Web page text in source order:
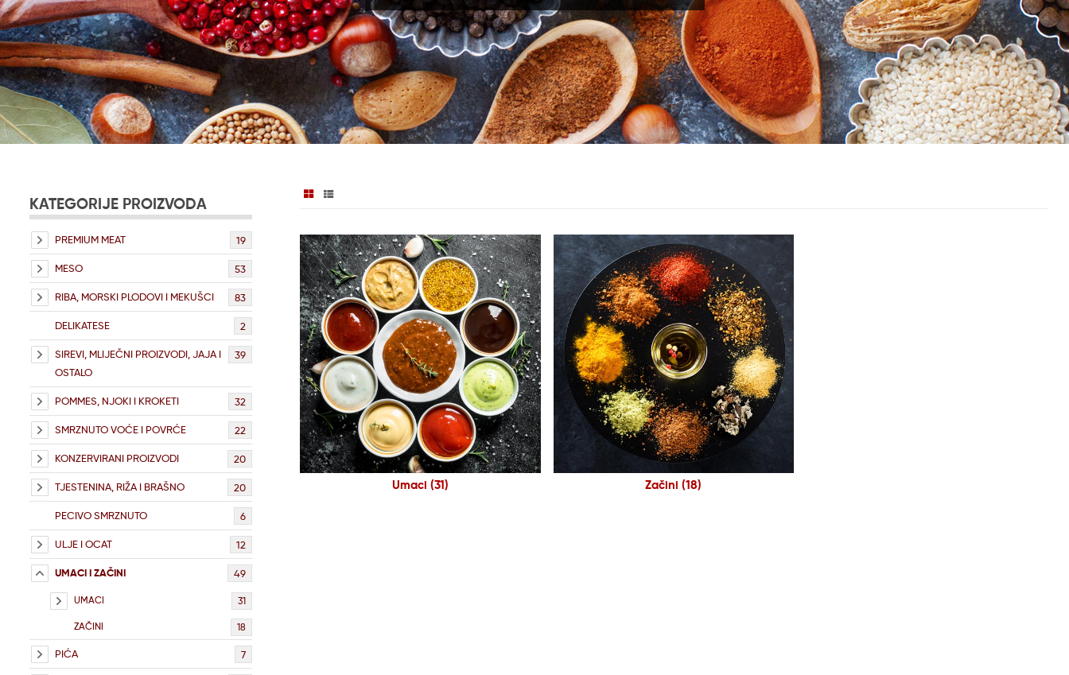
Umaci (31) Začini(18)
KATEGORIJE PROIZVODA
PREMIUM MEAT 19
MESO 53
RIBA, MORSKI PLODOVI I MEKUŠCI 83
DELIKATESE 2
SIREVI, MLIJEČNI PROIZVODI, JAJA I
OSTALO
39
POMMES, NJOKI I KROKETI 32
SMRZNUTO VOĆE I POVRĆE 22
KONZERVIRANI PROIZVODI 20
TJESTENINA, RIŽA I BRAŠNO 20
PECIVO SMRZNUTO 6
ULJE I OCAT 12
UMACI I ZAČINI 49
UMACI 31
ZAČINI 18
PIĆA 7